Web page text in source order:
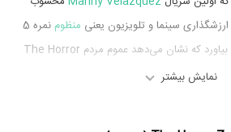
سینما و تلویزیون یعنی منظوم
نمره 5
از 10 را از سوی مردم بدست بیاورد که نشان می‌دهد عموم مردم The Horror
نمایش بیشتر